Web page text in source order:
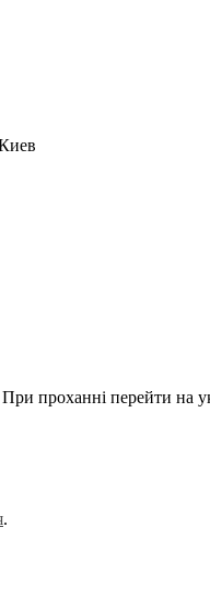
проханні перейти на
.